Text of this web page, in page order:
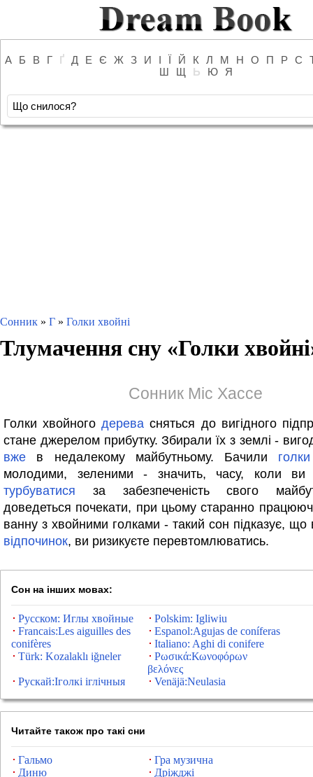
А Б В Г Ґ Д Е Є Ж З И І Ї Й К Л М Н О П Р С
Ш
Щ Ь Ю Я
Сонник » Г » Голки хвойні
Тлумачення сну «Голки хвойні
Сонник Міс Хассе
Голки хвойногодерева сняться до вигідного
стане джерелом прибутку. Збирали їх з землі -
вже в недалекому майбутньому. Бачили голки
молодими, зеленими - значить, часу, коли ви
турбуватися за забезпеченість свого
доведеться почекати, при цьому старанно
ванну з хвойними голками - такий сон підказує, що
відпочинок, ви ризикуєте перевтомлюватись.
Сон на інших мовах:
Русском: Иглы хвойные
Polskim: Igliwiu
Francais:Les aiguilles des
conifères
Espanol:Agujas de coníferas
Italiano: Aghi di conifere
Türk: Kozalaklı iğneler
Ρωσικά:Κωνοφόρων
βελόνες
Рускай:Іголкі іглічныя
Venäjä:Neulasia
Читайте також про такі сни
Гальмо
Гра музична
Диню
Дріжджі